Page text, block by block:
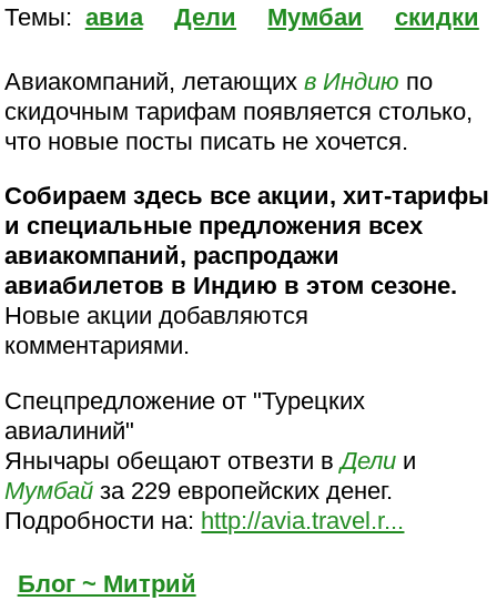
Темы: авиа Дели Мумбаи скидки
Авиакомпаний, летающихв Индию по
скидочным тарифам появляется столько,
что новые посты писать не хочется.
Собираем здесь все акции, хит-тарифы
и специальные предложения всех
авиакомпаний, распродажи
авиабилетов в Индию в этом сезоне.
Новые акции добавляются
комментариями.
Спецпредложение от "Турецких
авиалиний"
Янычары обещают отвезти вДели и
Мумбай за 229 европейских денег.
Подробности на: http://avia.travel.r...
Блог ~ Митрий